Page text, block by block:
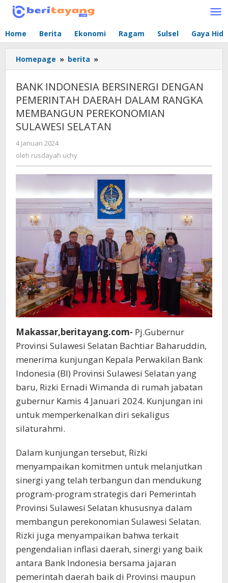
Lewati
Home Berita Ekonomi Ragam Sulsel Gaya
Homepage » berita »
INDONESIA
DENGAN
PEMERINTAH
DAERAH
DALAM
SULAWESI
SELATAN
BANK INDONESIA BERSINERGI DENGAN
PEMERINTAH DAERAH DALAM RANGKA
MEMBANGUN PEREKONOMIAN
SULAWESI SELATAN
4 Januari 2024
rusdayah
uchy
oleh rusdayah uchy
Makassar,beritayang.com- Pj.Gubernur
Provinsi Sulawesi Selatan Bachtiar Baharuddin,
menerima kunjungan Kepala Perwakilan Bank
Indonesia (BI) Provinsi Sulawesi Selatan yang
baru, Rizki Ernadi Wimanda di rumah jabatan
gubernur Kamis 4 Januari 2024. Kunjungan ini
untuk memperkenalkan diri sekaligus
silaturahmi.
Dalam kunjungan tersebut, Rizki
menyampaikan komitmen untuk melanjutkan
sinergi yang telah terbangun dan mendukung
program-program strategis dari Pemerintah
Provinsi Sulawesi Selatan khususnya dalam
membangun perekonomian Sulawesi Selatan.
Rizki juga menyampaikan bahwa terkait
pengendalian inflasi daerah, sinergi yang baik
antara Bank Indonesia bersama jajaran
pemerintah daerah baik di Provinsi maupun